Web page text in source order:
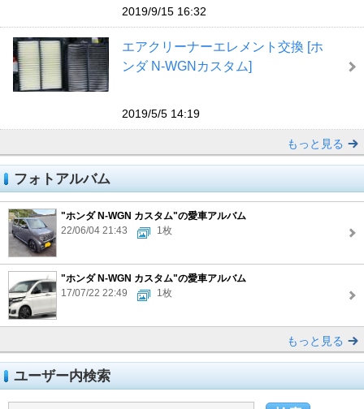
2019/9/15 16:32
エアクリーナーエレメント交換 [ホ
ンダ N-WGNカスタム]
2019/5/5 14:19
もっと見る
フォトアルバム
"ホンダ N-WGN カスタム"の愛車アルバム
22/06/04 21:43
1枚
"ホンダ N-WGN カスタム"の愛車アルバム
17/07/22 22:49
1枚
もっと見る
ユーザー内検索